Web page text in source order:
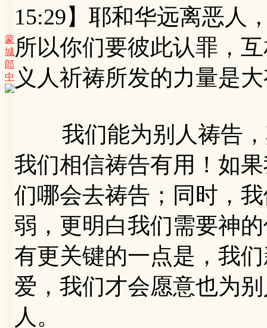
蒙
城
郎
中
15:29】耶和华远离恶人
所以你们要彼此认罪，
义人祈祷所发的力量是
我们能为别人祷告，
我们相信祷告有用！如
们哪会去祷告；同时，
弱，更明白我们需要神
有更关键的一点是，我
爱，我们才会愿意也为
人。